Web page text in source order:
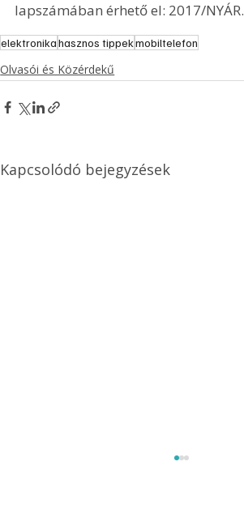
lapszámában érhető el: 2017/NYÁR.
elektronikahasznos tippekmobiltelefon
Olvasói és Közérdekű
Kapcsolódó bejegyzések